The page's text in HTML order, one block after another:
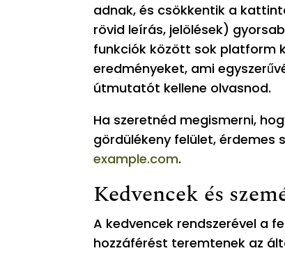
adnak, és csökkentik a
rövid leírás, jelölések)
funkciók között sok platform
eredményeket, ami
útmutatót kellene olvasnod.
Ha szeretnéd megismerni,
gördülékeny felület, érdemes
example.com.
Kedvencek és
A kedvencek rendszerével a
hozzáférést teremtenek az